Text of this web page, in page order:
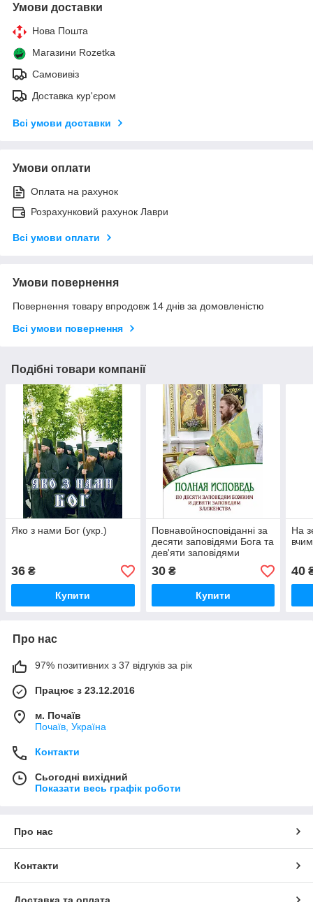
Умови доставки
Нова Пошта
Магазини Rozetka
Самовивіз
Доставка кур'єром
Всі умови доставки
Умови оплати
Оплата на рахунок
Розрахунковий рахунок Лаври
Всі умови оплати
Умови повернення
Повернення товару впродовж 14 днів за домовленістю
Всі умови повернення
Подібні товари компанії
Яко з нами Бог (укр.)
36 ₴
Купити
Повнавойносповіданні за
десяти заповідями Бога та
дев'яти заповідями
блаженства
30₴
Купити
На
40
Про нас
97% позитивних з 37 відгуків за рік
Працює з 23.12.2016
м. Почаїв
Почаїв, Україна
Контакти
Сьогодні вихідний
Показати весь графік роботи
Про нас
Контакти